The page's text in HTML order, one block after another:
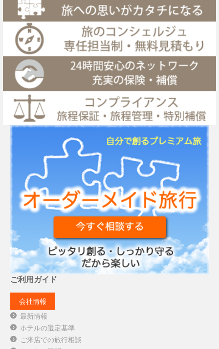
ご利用ガイド
会社情報
最新情報
ホテルの選定基準
ご来店での旅行相談